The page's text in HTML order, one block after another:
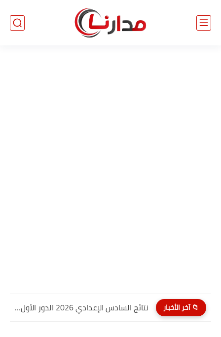
📁 آخر الأخبار نتائج السادس الإعدادي 2026 الدور الأول PDF كربلاء المقدسة| موقع...